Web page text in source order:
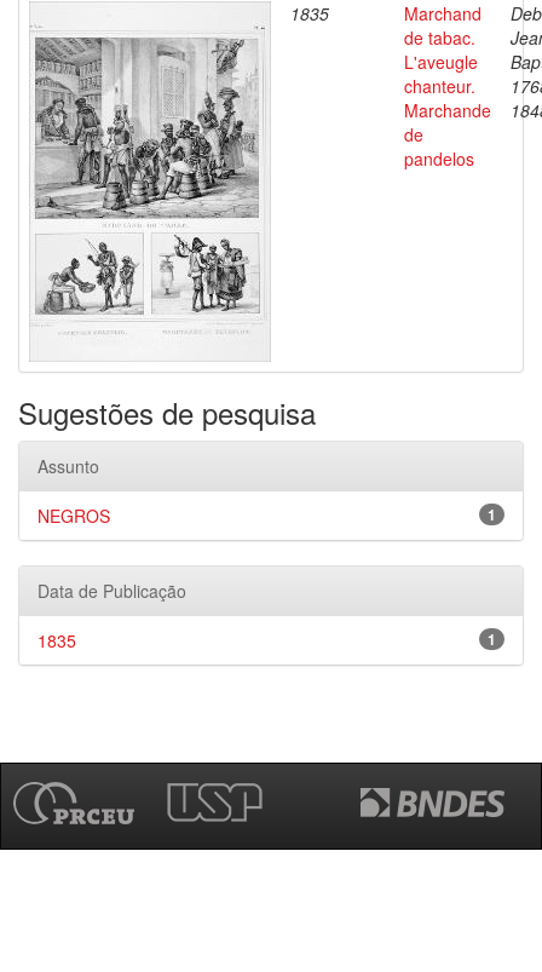
1835
Marchand
de tabac.
L'aveugle
chanteur.
Marchande
de
pandelos
Sugestões de pesquisa
Assunto
1
NEGROS
Data de Publicação
1
1835